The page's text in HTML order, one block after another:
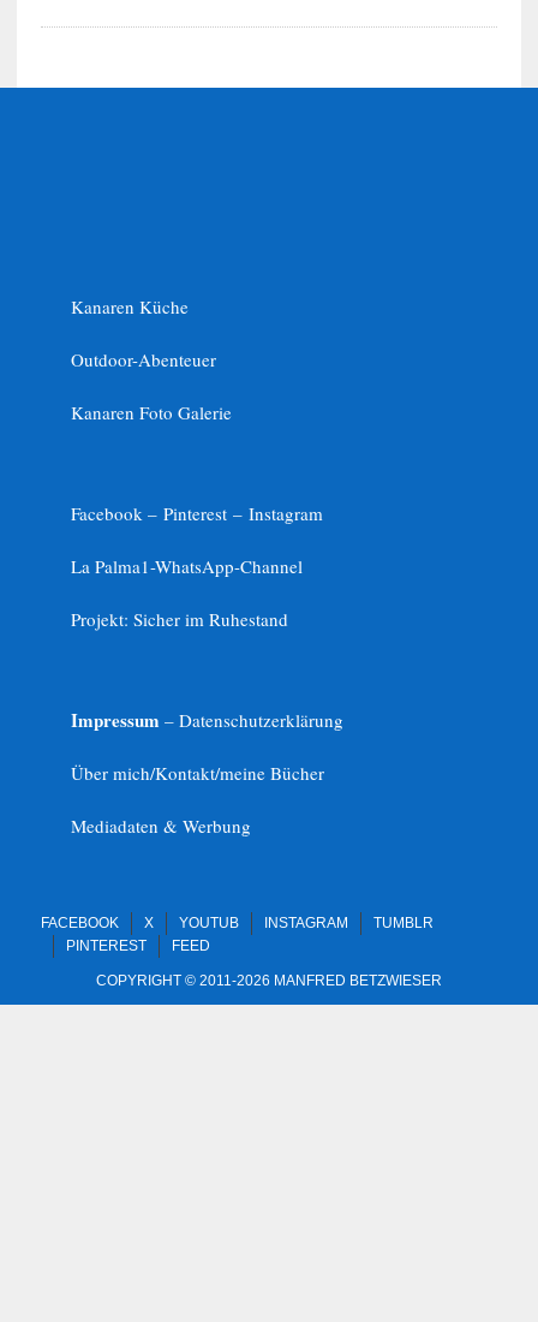
Kanaren Küche
Outdoor-Abenteuer
Kanaren Foto Galerie
Facebook – Pinterest – Instagram
La Palma1-WhatsApp-Channel
Projekt: Sicher im Ruhestand
Impressum – Datenschutzerklärung
Über mich/Kontakt/meine Bücher
Mediadaten & Werbung
FACEBOOK X YOUTUB INSTAGRAM
TUMBLR
PINTEREST
FEED
COPYRIGHT © 2011-2026 MANFRED BETZWIESER